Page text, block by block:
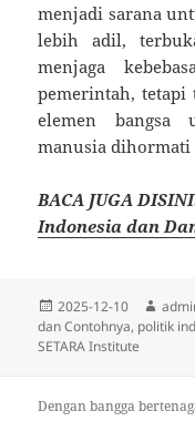
menjadi sarana
lebih adil,
menjaga
pemerintah,
elemen bangsa
manusia dihormati
BACA JUGA
Indonesia dan
Diposkan
pada
2025-12-10
dan Contohnya, politik
SETARA Institute
Dengan bangga